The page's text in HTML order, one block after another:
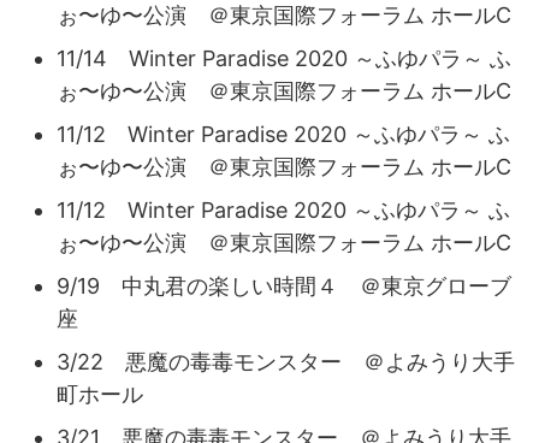
ぉ〜ゆ〜公演 ＠東京国際フォーラム ホールC
11/14 Winter Paradise 2020 ～ふゆパラ～ ふ
ぉ〜ゆ〜公演 ＠東京国際フォーラム ホールC
11/12 Winter Paradise 2020 ～ふゆパラ～ ふ
ぉ〜ゆ〜公演 ＠東京国際フォーラム ホールC
11/12 Winter Paradise 2020 ～ふゆパラ～ ふ
ぉ〜ゆ〜公演 ＠東京国際フォーラム ホールC
9/19 中丸君の楽しい時間４ ＠東京グローブ
座
3/22 悪魔の毒毒モンスター ＠よみうり大手
町ホール
3/21 悪魔の毒毒モンスター ＠よみうり大手